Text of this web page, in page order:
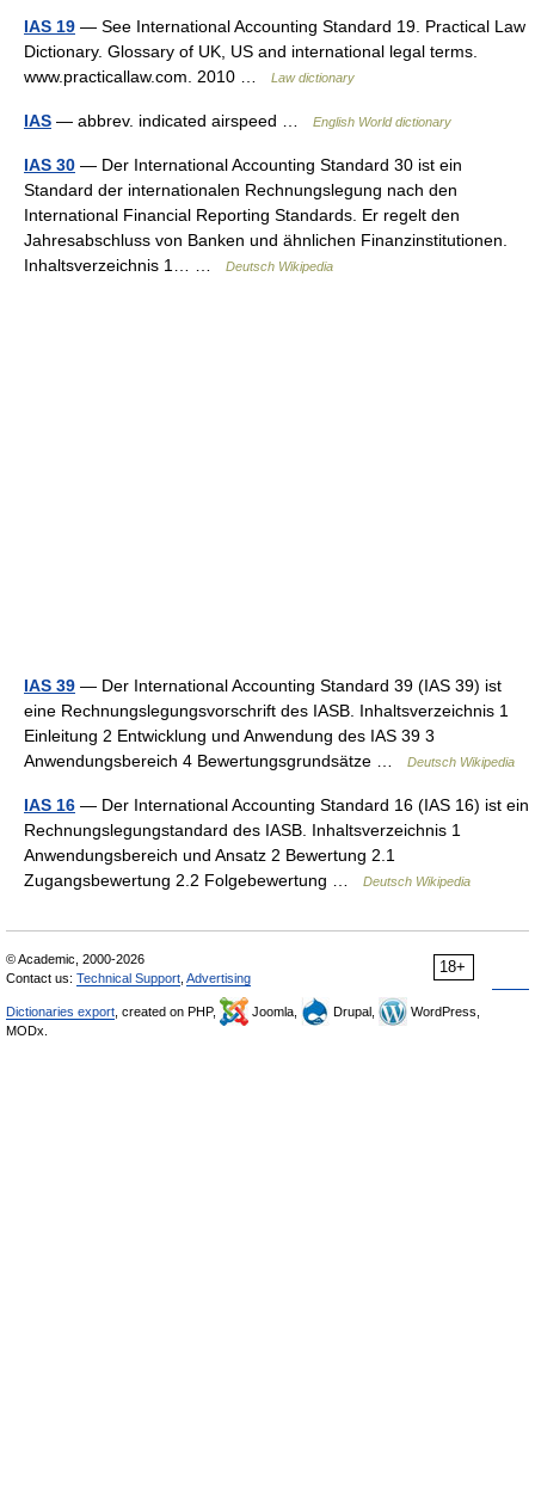
IAS 19 — See International Accounting Standard 19. Practical Law
Dictionary. Glossary of UK, US and international legal terms.
www.practicallaw.com. 2010 …
Law dictionary
IAS — abbrev. indicated airspeed … English World dictionary
IAS 30 — Der International Accounting Standard 30 ist ein
Standard der internationalen Rechnungslegung nach den
International Financial Reporting Standards. Er regelt den
Jahresabschluss von Banken und ähnlichen Finanzinstitutionen.
Inhaltsverzeichnis 1… …
Deutsch Wikipedia
IAS 39 — Der International Accounting Standard 39 (IAS 39) ist
eine Rechnungslegungsvorschrift des IASB. Inhaltsverzeichnis 1
Einleitung 2 Entwicklung und Anwendung des IAS 39 3
Anwendungsbereich 4 Bewertungsgrundsätze …
Deutsch Wikipedia
IAS 16 — Der International Accounting Standard 16 (IAS 16) ist ein
Rechnungslegungstandard des IASB. Inhaltsverzeichnis 1
Anwendungsbereich und Ansatz 2 Bewertung 2.1
Zugangsbewertung 2.2 Folgebewertung …
Deutsch Wikipedia
18+
© Academic, 2000-2026
Contact us: Technical Support Advertising
Dictionaries export , created on PHP, Joomla, Drupal,
WordPress,
MODx.